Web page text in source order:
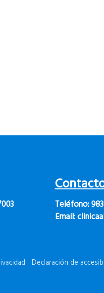
Teléfono:
Email:clinica
Declaración de